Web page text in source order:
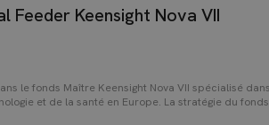
Feeder Keensight Nova VII
le fonds Maître Keensight Nova VII spécialisé
et de la santé en Europe. La stratégie du